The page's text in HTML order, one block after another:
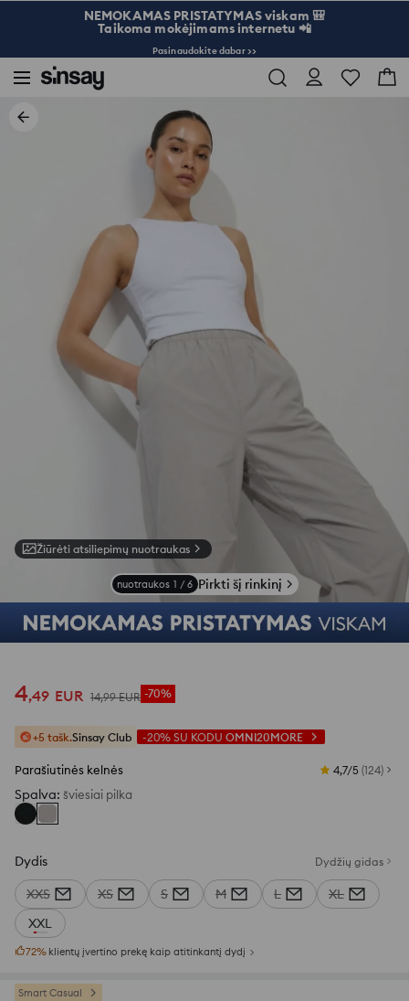
NEMOKAMAS PRISTATYMAS viskam 🎒
Taikoma mokėjimams internetu 📲
Pasinaudokite dabar >>
Žiūrėti atsiliepimų nuotraukas
nuotraukos 1 / 6 Pirkti šį rinkinį
4,49 EUR 14,99 EUR -70%
+5 tašk.Sinsay Club -20% SU KODU OMNI20MORE
Parašiutinės kelnės 4,7/5 (124)
Spalva: šviesiai pilka
Dydis Dydžių gidas
XXS XS S M L
XL
XXL
72% klientų įvertino prekę kaip atitinkantį dydį
Smart Casual